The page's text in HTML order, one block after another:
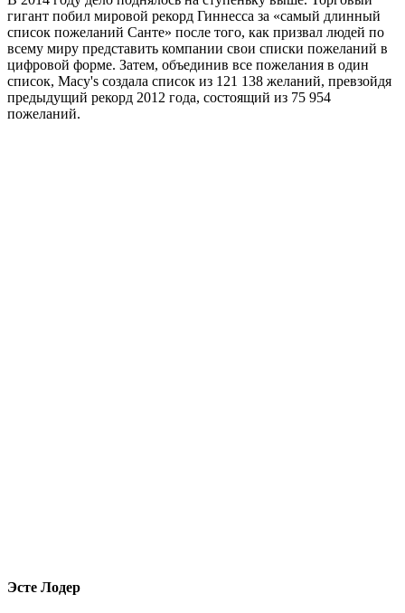
гигант побил мировой рекорд Гиннесса за «самый длинный
список пожеланий Санте» после того, как призвал людей по
всему миру представить компании свои списки пожеланий в
цифровой форме. Затем, объединив все пожелания в один
список, Macy's создала список из 121 138 желаний, превзойдя
предыдущий рекорд 2012 года, состоящий из 75 954
пожеланий.
Эсте Лодер